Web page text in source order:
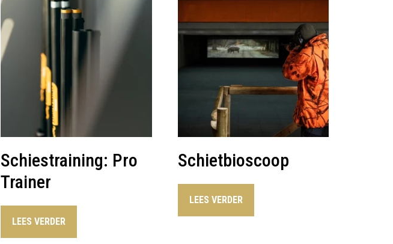
Schiestraining: Pro
Trainer
LEES VERDER
Schietbioscoop
LEES VERDER